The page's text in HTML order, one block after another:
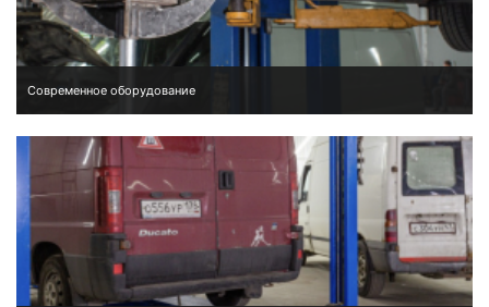
Современное оборудование